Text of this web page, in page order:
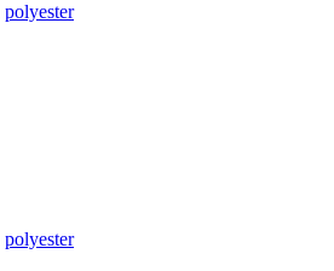
polyester
polyester